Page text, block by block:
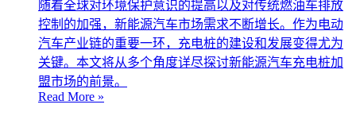
随着全球对环境保护意识的提高以及对传统燃油车排放
控制的加强，新能源汽车市场需求不断增长。作为电动
汽车产业链的重要一环，充电桩的建设和发展变得尤为
关键。本文将从多个角度详尽探讨新能源汽车充电桩加
盟市场的前景。
Read More »